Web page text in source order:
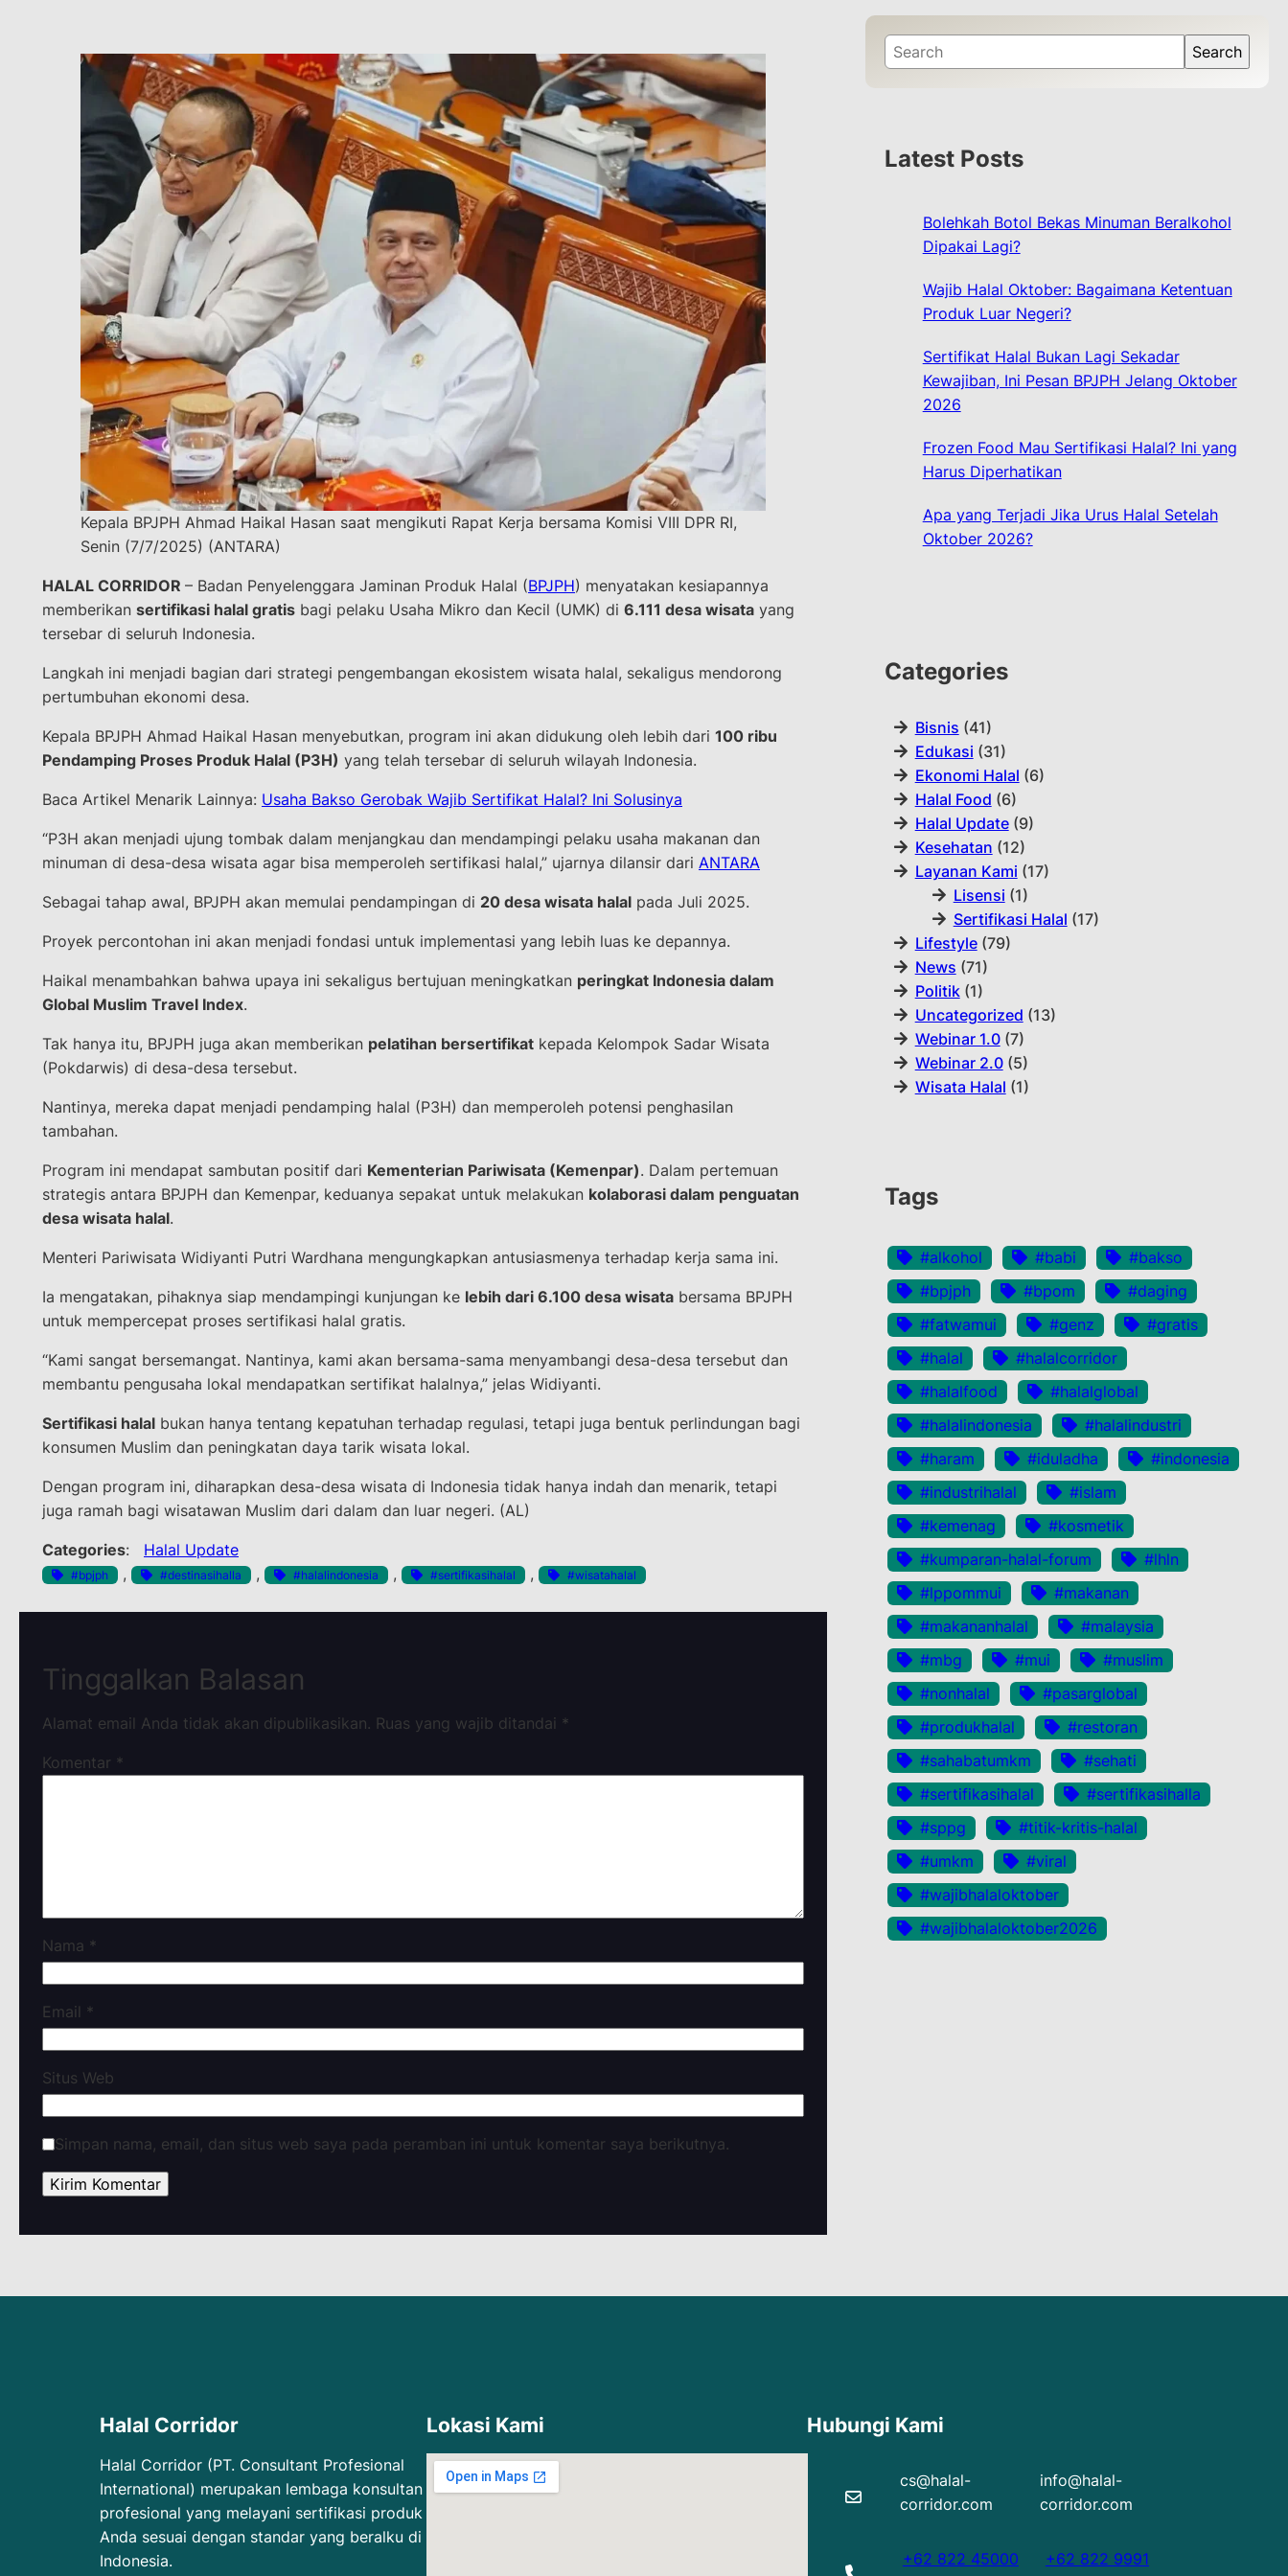
Kepala BPJPH Ahmad Haikal Hasan saat mengikuti Rapat Kerja bersama Komisi VIII DPR RI,
Senin (7/7/2025) (ANTARA)
HALAL CORRIDOR – Badan Penyelenggara Jaminan Produk Halal (BPJPH) menyatakan kesiapannya
memberikan sertifikasi halal gratis bagi pelaku Usaha Mikro dan Kecil (UMK) di 6.111 desa wisata yang
tersebar di seluruh Indonesia.
Langkah ini menjadi bagian dari strategi pengembangan ekosistem wisata halal, sekaligus mendorong
pertumbuhan ekonomi desa.
Kepala BPJPH Ahmad Haikal Hasan menyebutkan, program ini akan didukung oleh lebih dari 100 ribu
Pendamping Proses Produk Halal (P3H) yang telah tersebar di seluruh wilayah Indonesia.
Baca Artikel Menarik Lainnya: Usaha Bakso Gerobak Wajib Sertifikat Halal? Ini Solusinya
“P3H akan menjadi ujung tombak dalam menjangkau dan mendampingi pelaku usaha makanan dan
minuman di desa-desa wisata agar bisa memperoleh sertifikasi halal,” ujarnya dilansir dari ANTARA
Sebagai tahap awal, BPJPH akan memulai pendampingan di 20 desa wisata halal pada Juli 2025.
Proyek percontohan ini akan menjadi fondasi untuk implementasi yang lebih luas ke depannya.
Haikal menambahkan bahwa upaya ini sekaligus bertujuan meningkatkan peringkat Indonesia dalam
Global Muslim Travel Index.
Tak hanya itu, BPJPH juga akan memberikan pelatihan bersertifikat kepada Kelompok Sadar Wisata
(Pokdarwis) di desa-desa tersebut.
Nantinya, mereka dapat menjadi pendamping halal (P3H) dan memperoleh potensi penghasilan
tambahan.
Program ini mendapat sambutan positif dari Kementerian Pariwisata (Kemenpar). Dalam pertemuan
strategis antara BPJPH dan Kemenpar, keduanya sepakat untuk melakukan kolaborasi dalam penguatan
desa wisata halal.
Menteri Pariwisata Widiyanti Putri Wardhana mengungkapkan antusiasmenya terhadap kerja sama ini.
Ia mengatakan, pihaknya siap mendampingi kunjungan ke lebih dari 6.100 desa wisata bersama BPJPH
untuk mempercepat proses sertifikasi halal gratis.
“Kami sangat bersemangat. Nantinya, kami akan bersama-sama menyambangi desa-desa tersebut dan
membantu pengusaha lokal mendapatkan sertifikat halalnya,” jelas Widiyanti.
Sertifikasi halal bukan hanya tentang kepatuhan terhadap regulasi, tetapi juga bentuk perlindungan bagi
konsumen Muslim dan peningkatan daya tarik wisata lokal.
Dengan program ini, diharapkan desa-desa wisata di Indonesia tidak hanya indah dan menarik, tetapi
juga ramah bagi wisatawan Muslim dari dalam dan luar negeri. (AL)
Categories: Halal Update
#bpjph , #destinasihalla , #halalindonesia , #sertifikasihalal , #wisatahalal
Tinggalkan Balasan
Alamat email Anda tidak akan dipublikasikan. Ruas yang wajib ditandai *
Komentar *
Nama *
Email *
Situs Web
Simpan nama, email, dan situs web saya pada peramban ini untuk komentar saya berikutnya.
S
e
h
Search
Latest Posts
Bolehkah Botol Bekas Minuman Beralkohol
Dipakai Lagi?
Wajib Halal Oktober: Bagaimana Ketentuan
Produk Luar Negeri?
Sertifikat Halal Bukan Lagi Sekadar
Kewajiban, Ini Pesan BPJPH Jelang Oktober
2026
Frozen Food Mau Sertifikasi Halal? Ini yang
Harus Diperhatikan
Apa yang Terjadi Jika Urus Halal Setelah
Oktober 2026?
Categories
Bisnis (41)
Edukasi (31)
Ekonomi Halal (6)
Halal Food (6)
Halal Update(9)
Kesehatan (12)
Layanan Kami (17)
Lisensi (1)
Sertifikasi Halal (17)
Lifestyle(79)
News (71)
Politik(1)
Uncategorized (13)
Webinar 1.0(7)
Webinar 2.0(5)
Wisata Halal (1)
Tags
#alkohol #babi
#bakso
#bpjph
#bpom
#daging
#fatwamui
#genz
#gratis
#halal
#halalcorridor
#halalfood
#halalglobal
#halalindonesia
#halalindustri
#haram
#iduladha
#indonesia
#industrihalal
#islam
#kemenag
#kosmetik
#kumparan-halal-forum
#lhln
#lppommui
#makanan
#makananhalal
#malaysia
#mbg
#mui
#muslim
#nonhalal
#pasarglobal
#produkhalal
#restoran
#sahabatumkm
#sehati
#sertifikasihalal
#sertifikasihalla
#sppg
#titik-kritis-halal
#umkm
#viral
#wajibhalaloktober
#wajibhalaloktober2026
Halal Corridor
Halal Corridor (PT. Consultant Profesional
International) merupakan lembaga konsultan
profesional yang melayani sertifikasi produk
Anda sesuai dengan standar yang beralku di
Indonesia.
Lokasi Kami Hubungi Kami
cs@halal-
corridor.com
info@halal-
corridor.com
+62 822 45000
+62 822 9991